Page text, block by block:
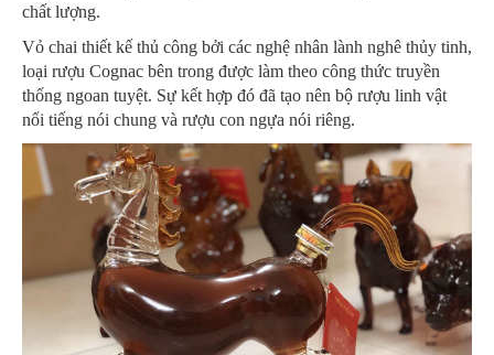
chất lượng.
Vỏ chai thiết kế thủ công bởi các nghệ nhân lành nghê thủy tinh,
loại rượu Cognac bên trong được làm theo công thức truyền
thống ngoan tuyệt. Sự kết hợp đó đã tạo nên bộ rượu linh vật
nổi tiếng nói chung và rượu con ngựa nói riêng.